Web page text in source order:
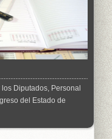
Diputados, Personal
del Estado de